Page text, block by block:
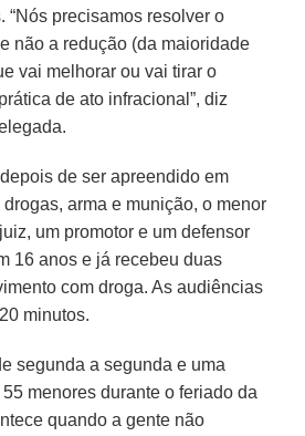
“Nós precisamos resolver o
e não a redução (da maioridade
vai melhorar ou vai tirar o
de ato infracional”, diz
de ser apreendido em
arma e munição, o menor
um promotor e um defensor
16 anos e já recebeu duas
com droga. As audiências
minutos.
segunda a segunda e uma
menores durante o feriado da
quando a gente não